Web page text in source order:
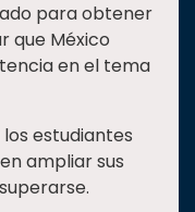
para obtener
que México
en el tema
estudiantes
ampliar sus